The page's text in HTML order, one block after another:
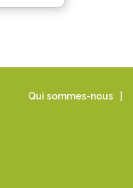
Qui sommes-nous